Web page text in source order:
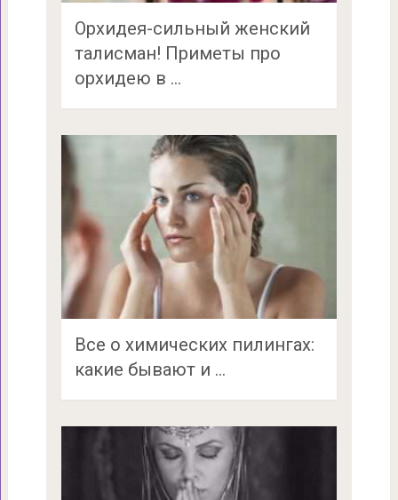
Орхидея-сильный женский
талисман! Приметы про
орхидею в …
Все о химических пилингах:
какие бывают и …